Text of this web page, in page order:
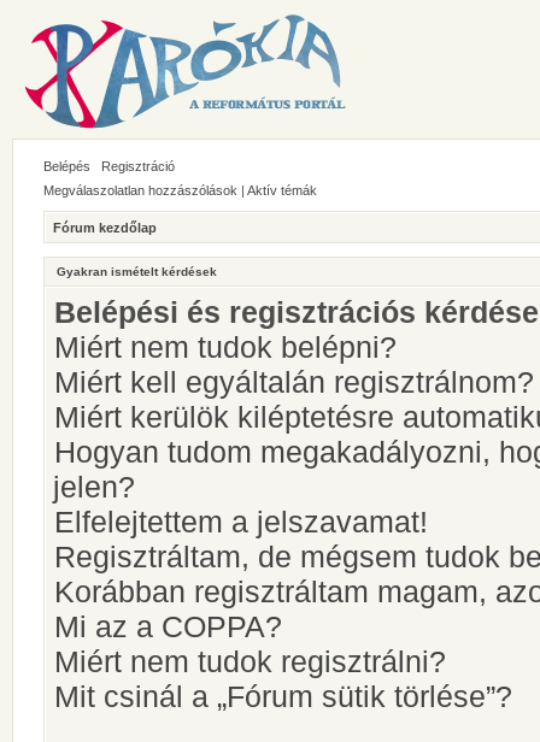
Belépés
Regisztráció
Megválaszolatlan hozzászólások | Aktív témák
Fórum kezdőlap
Gyakran ismételt kérdések
Belépési és regisztrációs
Miért nem tudok belépni?
Miért kell egyáltalán regisztrálnom?
Miért kerülök kiléptetésre
Hogyan tudom megakadályozni,
jelen?
Elfelejtettem a jelszavamat!
Regisztráltam, de mégsem tudok
Korábban regisztráltam magam,
Mi az a COPPA?
Miért nem tudok regisztrálni?
Mit csinál a „Fórum sütik törlése”?